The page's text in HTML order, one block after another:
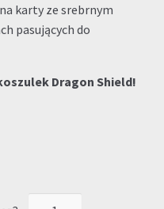
karty ze srebrnym
pasujących do
Dragon Shield!